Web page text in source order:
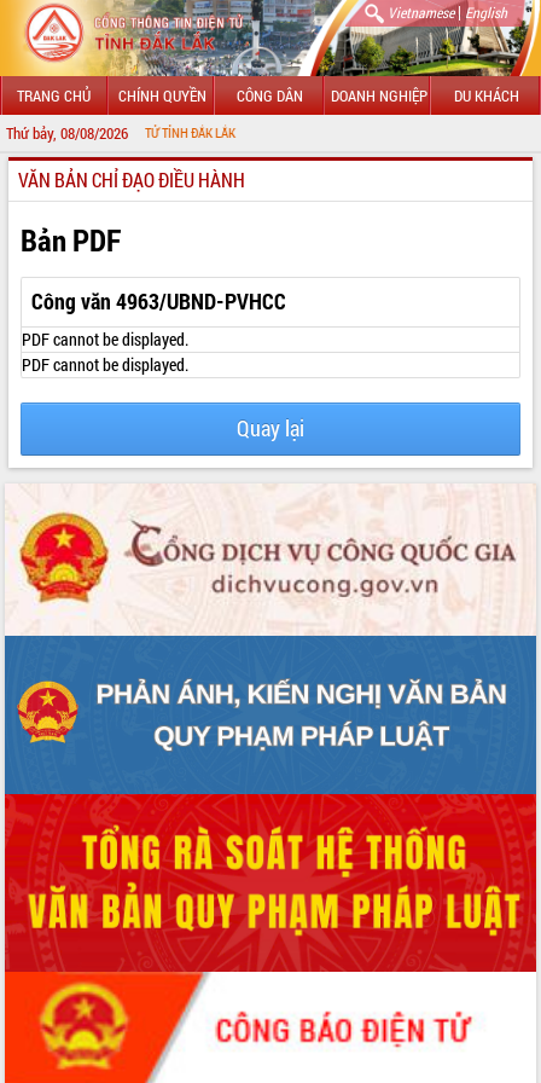
Vietnamese| English
TRANG CHỦ CHÍNH QUYỀN CÔNG DÂN DOANH NGHIỆP DU KHÁCH
Thứ bảy, 08/08/2026
TIN ĐIỆN TỬ TỈNH ĐẮK LẮK
GIỚI THIỆU
LÃNH ĐẠO UBND TỈNH
TIN TỨC SỰ KIỆN
SỞ, BAN, NGÀNH
UBND CÁC XÃ, PHƯỜNG
HỆ THỐNG VĂN BẢN
VĂN BẢN HĐND TỈNH
ĐIỂM TIN VĂN BẢN
QUY HOẠCH - KẾ HOẠCH
VĂN BẢN CHỈ ĐẠO ĐIỀU HÀNH
Bản PDF
Công văn 4963/UBND-PVHCC
PDF cannot be displayed.
PDF cannot be displayed.
Quay lại